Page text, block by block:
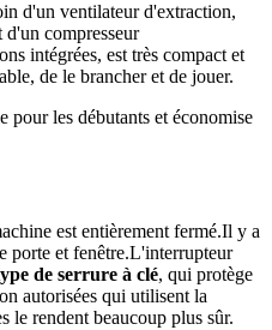
d'un ventilateur d'extraction,
d'un compresseur
intégrées, est très compact et
de le brancher et de jouer.
les débutants et économise
est entièrement fermé.Il y a
porte et fenêtre.L'interrupteur
de serrure à clé, qui protège
autorisées qui utilisent la
le rendent beaucoup plus sûr.